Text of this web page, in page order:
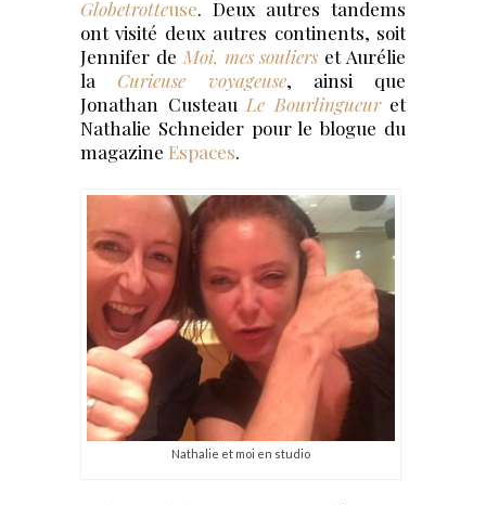
Globetrotteuse. Deux autres tandems
ont visité deux autres continents, soit
Jennifer de Moi, mes souliers et Aurélie
la Curieuse voyageuse, ainsi que
Jonathan Custeau Le Bourlingueuret
Nathalie Schneider pour le blogue du
magazine Espaces.
Nathalie et moi en studio